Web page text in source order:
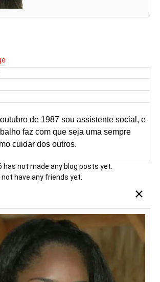
de 1987 sou assistente social, e
faz com que seja uma sempre
cuidar dos outros.
has not made any blog posts yet.
not have any friends yet.